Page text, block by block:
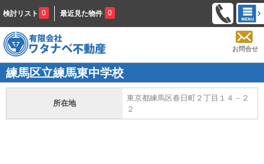
検討リスト 0 最近見た物件 0
お問合せ
練馬区立練馬東中学校
所在地
東京都練馬区春日町２丁目１４－２
２